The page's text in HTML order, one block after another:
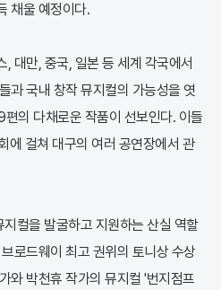
채울 예정이다.
대만, 중국, 일본 등 세계 각국에서
과 국내 창작 뮤지컬의 가능성을 엿
의 다채로운 작품이 선보인다. 이들
에 걸쳐 대구의 여러 공연장에서 관
컬을 발굴하고 지원하는 산실 역할
로드웨이 최고 권위의 토니상 수상
와 박천휴 작가의 뮤지컬 '번지점프